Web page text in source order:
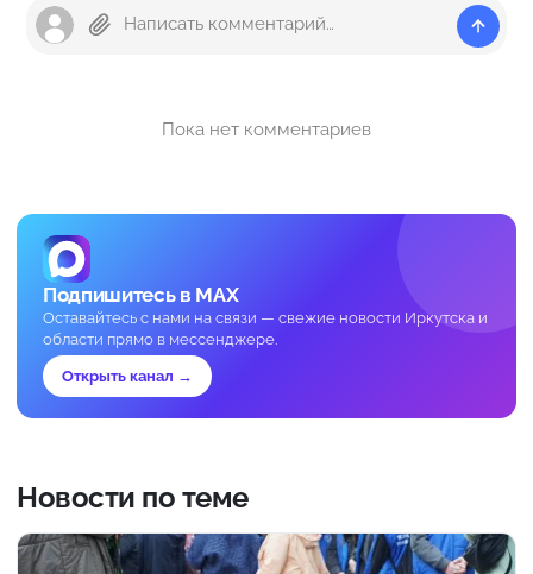
Пока нет комментариев
Подпишитесь в MAX
Оставайтесь с нами на связи — свежие новости Иркутска и
области прямо в мессенджере.
Открыть канал →
Новости по теме